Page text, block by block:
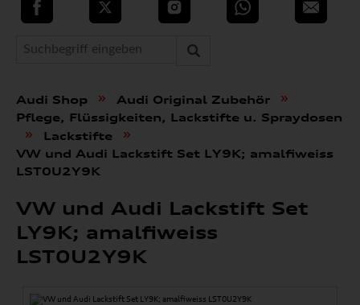
teilen Twitter Instagram WhatsApp E-Mail
Audi Shop » Audi Original Zubehör »
Pflege, Flüssigkeiten, Lackstifte u. Spraydosen
» Lackstifte »
VW und Audi Lackstift Set LY9K; amalfiweiss
LST0U2Y9K
VW und Audi Lackstift Set
LY9K; amalfiweiss
LST0U2Y9K